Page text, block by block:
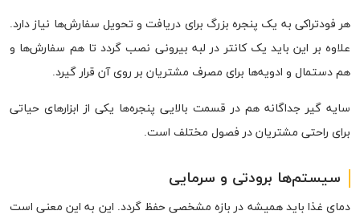
هر فودتراکی به یک پنجره بزرگ برای دریافت و تحویل سفارش‌ها نیاز دارد.
علاوه بر این باید یک کانتر در لبه بیرونی نصب گردد تا هم سفارش‌ها و
هم دستمال و ادویه‌ها برای مصرف مشتریان بر روی آن قرار گیرد.
سایه گیر جداگانه هم در قسمت بالایی پنجره‌ها یکی از ابزارهای حیاتی
برای راحتی مشتریان در فصول مختلف است.
سیستم‌ها برودتی و سرمایی
دمای غذا باید همیشه در بازه مشخصی حفظ گردد. این به این معنی است